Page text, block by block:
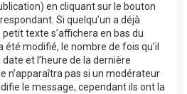
en cliquant sur le bouton
Si quelqu’un a déjà
texte s’affichera en bas du
été modifié, le nombre de fois qu’il
et l’heure de la dernière
n’apparaîtra pas si un modérateur
le message, cependant ils ont la